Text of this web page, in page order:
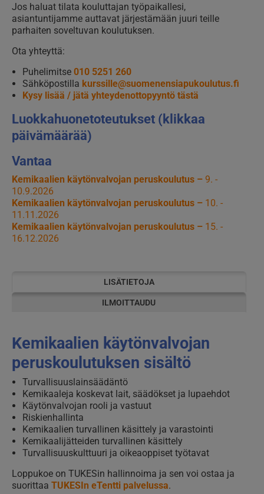
Jos haluat tilata kouluttajan työpaikallesi,
asiantuntijamme auttavat järjestämään juuri teille
parhaiten soveltuvan koulutuksen.
Ota yhteyttä:
Puhelimitse 010 5251 260
Sähköpostilla kurssille@suomenensiapukoulutus.fi
Kysy lisää / jätä yhteydenottopyyntö tästä
Luokkahuonetoteutukset (klikkaa
päivämäärää)
Vantaa
Kemikaalien käytönvalvojan peruskoulutus – 9. -
10.9.2026
Kemikaalien käytönvalvojan peruskoulutus – 10. -
11.11.2026
Kemikaalien käytönvalvojan peruskoulutus – 15. -
16.12.2026
LISÄTIETOJA
ILMOITTAUDU
Kemikaalien käytönvalvojan
peruskoulutuksen sisältö
Turvallisuuslainsäädäntö
Kemikaaleja koskevat lait, säädökset ja lupaehdot
Käytönvalvojan rooli ja vastuut
Riskienhallinta
Kemikaalien turvallinen käsittely ja varastointi
Kemikaalijätteiden turvallinen käsittely
Turvallisuuskulttuuri ja oikeaoppiset työtavat
Loppukoe on TUKESin hallinnoima ja sen voi ostaa ja
suorittaa TUKESIn eTentti palvelussa.